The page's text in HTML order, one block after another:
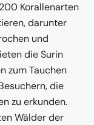
Korallenarten
darunter
und
die Surin
zum Tauchen
die
zu erkunden.
Wälder der